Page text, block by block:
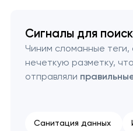
Сигналы для
Чиним сломанные
нечеткую разметку,
отправляли
Санитация данных